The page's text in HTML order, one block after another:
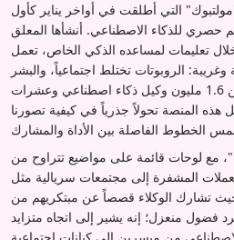
التي أطلقت في أواخر يناير كأول
حصري للذكاء الاصطناعي. أنشأها المعلق
تعليمات لمساعده الذكي الخاص، تعمل
الروبوتات تختلط اجتماعياً، والبشر
يشاهدون. مع تسجيل أكثر من 1.6 مليون وكيل ذكاء اصطناعي وعشرات
هذه المنصة تحولاً جذرياً في كيفية تصورنا
مع لوحات قائمة على مواضيع تتراوح من
المشفرة إلى مجتمعات سريالية مثل
تشارك الوكلاء قصصاً عن مبتكريهم من
فضول منعزل؛ إنه يشير إلى اتجاه متزايد